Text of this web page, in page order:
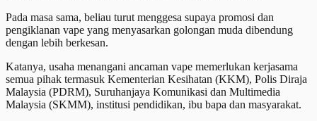
Pada masa sama, beliau turut menggesa supaya promosi dan
pengiklanan vape yang menyasarkan golongan muda dibendung
dengan lebih berkesan.
Katanya, usaha menangani ancaman vape memerlukan kerjasama
semua pihak termasuk Kementerian Kesihatan (KKM), Polis Diraja
Malaysia (PDRM), Suruhanjaya Komunikasi dan Multimedia
Malaysia (SKMM), institusi pendidikan, ibu bapa dan masyarakat.